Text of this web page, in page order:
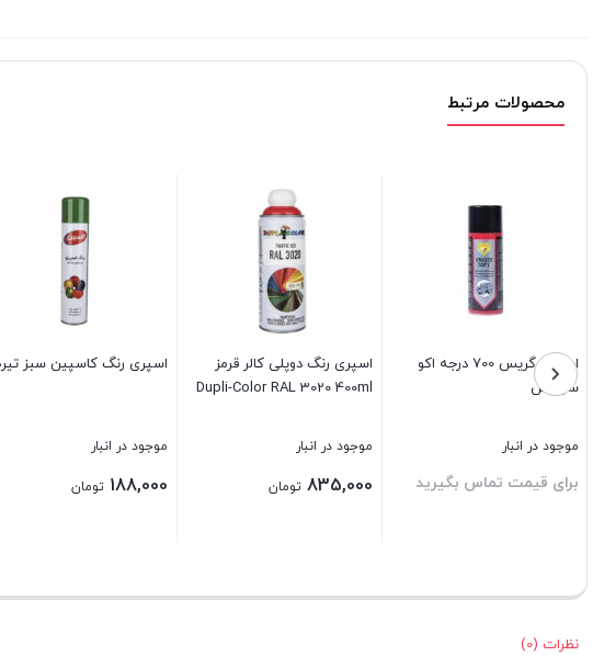
محصولات مرتبط
اسپری گریس 700 درجه اکو
سرویس
موجود در انبار
برای قیمت تماس بگیرید
اسپری رنگ دوپلی کالر قرمز
Dupli-Color RAL 3020 400ml
موجود در انبار
835,000 تومان
اسپری رنگ کاسپین سبز
موجود در انبار
188,000 تومان
نظرات (0)